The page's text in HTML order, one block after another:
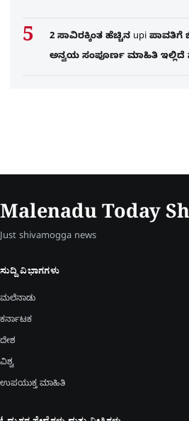
2 ಸಾವಿರಕ್ಕಿಂತ ಹೆಚ್ಚಿನ upi ಪಾವತಿಗೆ
ಅನ್ವಯ ಸಂಪೂರ್ಣ ಮಾಹಿತಿ
Malenadu Today
Just shivamogga news
ಸುದ್ದಿ ವಿಭಾಗಗಳು
ಮಲೆನಾಡು
ಕರ್ನಾಟಕ
ದೇಶ
ವಿಶ್ವ
ಉಪಯುಕ್ತ ಮಾಹಿತಿ